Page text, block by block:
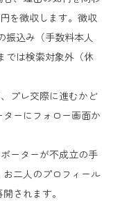
を徴収します。徴収
振込み（手数料本人
では検索対象外（休
プレ交際に進むかど
ーにフォロー画面か
ーターが不成立の手
二人のプロフィール
されます。